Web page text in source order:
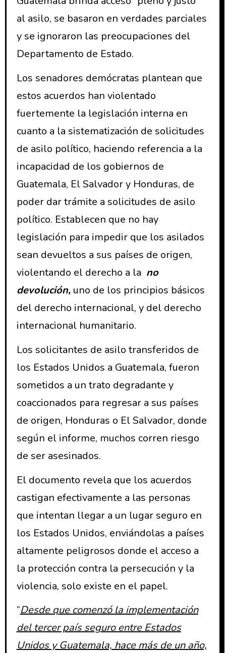
al asilo, se basaron en verdades parciales
y se ignoraron las preocupaciones del
Departamento de Estado.
Los senadores demócratas plantean que
estos acuerdos han violentado
fuertemente la legislación interna en
cuanto a la sistematización de solicitudes
de asilo político, haciendo referencia a la
incapacidad de los gobiernos de
Guatemala, El Salvador y Honduras, de
poder dar trámite a solicitudes de asilo
político. Establecen que no hay
legislación para impedir que los asilados
sean devueltos a sus países de origen,
violentando el derecho a la no
devolución,uno de los principios básicos
del derecho internacional, y del derecho
internacional humanitario.
Los solicitantes de asilo transferidos de
los Estados Unidos a Guatemala, fueron
sometidos a un trato degradante y
coaccionados para regresar a sus países
de origen, Honduras o El Salvador, donde
según el informe, muchos corren riesgo
de ser asesinados.
El documento revela que los acuerdos
castigan efectivamente a las personas
que intentan llegar a un lugar seguro en
los Estados Unidos, enviándolas a países
altamente peligrosos donde el acceso a
la protección contra la persecución y la
violencia, solo existe en el papel.
“Desde que comenzó la implementación
del tercer país seguro entre Estados
Unidos y Guatemala, hace más de un año,